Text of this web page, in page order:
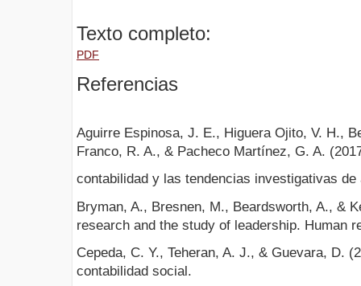
Texto completo:
PDF
Referencias
Aguirre Espinosa, J. E., Higuera Ojito, V. H.,
Franco, R. A., & Pacheco Martínez, G. A.
contabilidad y las tendencias investigativas de
Bryman, A., Bresnen, M., Beardsworth, A., &
research and the study of leadership. Human
Cepeda, C. Y., Teheran, A. J., & Guevara, D.
contabilidad social.